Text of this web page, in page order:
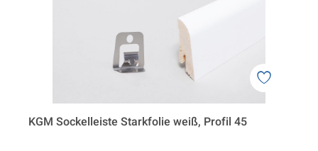
KGM Sockelleiste Starkfolie weiß, Profil 45